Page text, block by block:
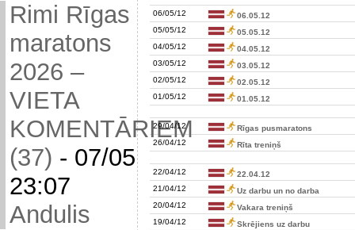
Rimi Rīgas
maratons
2026 –
VIETA
KOMENTĀRIEM
(37) - 07/05
23:07
Andulis
06/05/12
06.05.12
05/05/12
05.05.12
04/05/12
04.05.12
03/05/12
03.05.12
02/05/12
02.05.12
01/05/12
01.05.12
29/04/12
Rīgas pusmaratons
26/04/12
Rīta treniņš
22/04/12
22.04.12
21/04/12
Uz darbu un no darba
20/04/12
Vakara treniņš
19/04/12
Skrējiens uz darbu